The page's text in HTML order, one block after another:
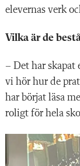
elevernas verk
Vilka är de
– Det har skapat
vi hör hur de
har börjat läsa
roligt för hela